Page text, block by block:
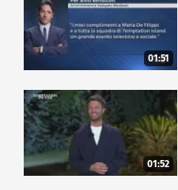
01:51
01:52